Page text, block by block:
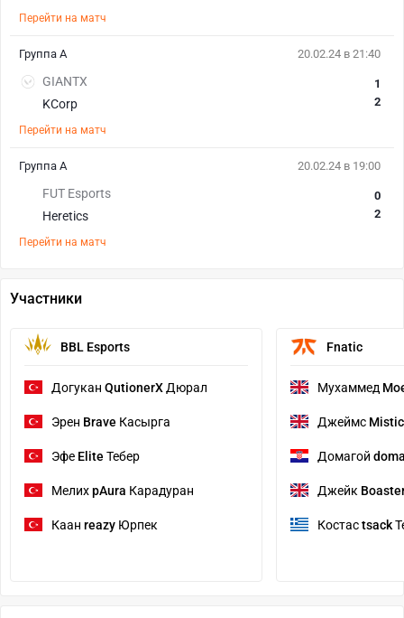
Перейти на матч
20.02.24 в 21:40
GIANTX
KCorp
1
2
Перейти на матч
Группа A
20.02.24 в 19:00
FUT Esports
Heretics
0
2
Перейти на матч
Группа A
Участники
BBL Esports
Догукан QutionerX Дюрал
Эрен Brave Касырга
Эфе Elite Тебер
МелихpAura Карадуран
Каан reazy Юрпек
Fnatic
Мухаммед
Джеймс Mistic
Домагой
Джейк
Костасtsack